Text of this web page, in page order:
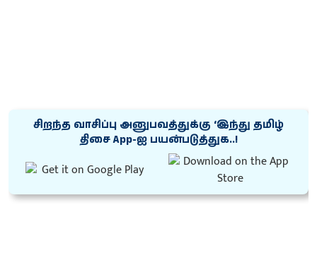
சிறந்த வாசிப்பு அனுபவத்துக்கு ‘இந்து தமிழ்
திசை App-ஐ பயன்படுத்துக..!